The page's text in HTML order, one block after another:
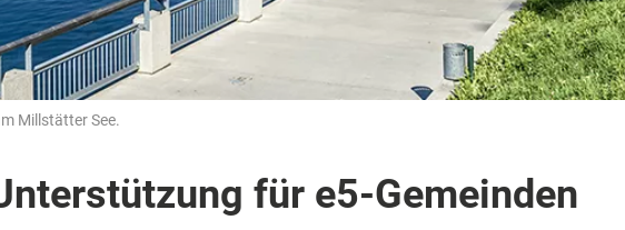
Millstätter See.
für e5-Gemeinden